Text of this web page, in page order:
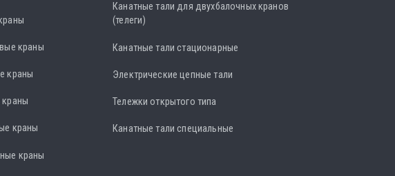
краны
краны
краны
краны
Канатные тали для двухбалочных кранов
(телеги)
Канатные тали стационарные
Электрические цепные тали
Тележки открытого типа
Канатные тали специальные